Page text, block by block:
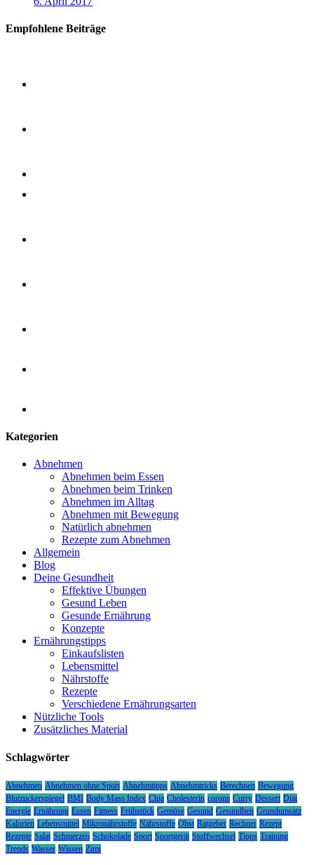
Empfohlene Beiträge
Kategorien
Abnehmen
Abnehmen beim Essen
Abnehmen beim Trinken
Abnehmen im Alltag
Abnehmen mit Bewegung
Natürlich abnehmen
Rezepte zum Abnehmen
Allgemein
Blog
Deine Gesundheit
Effektive Übungen
Gesund Leben
Gesunde Ernährung
Konzepte
Ernährungstipps
Einkaufslisten
Lebensmittel
Nährstoffe
Rezepte
Verschiedene Ernährungsarten
Nützliche Tools
Zusätzliches Material
Schlagwörter
Abnehmen Abnehmen ohne Sport Abnehmtipps Abnehmtricks Berechnen Bewegung
Blutzuckerspiegel BMI Body Mass Index Chia Cholesterin corona Curry Dessert Diät
Energie Ernährung Essen Fitness Frühstück Gemüse Gesund Gesundheit Grundumsatz
Kalorien Lebensmittel Mikronährstoffe Nährstoffe Obst Ratgeber Rechner Rezept
Rezepte Salat Schmerzen Schokolade Sport Sportgerät Stoffwechsel Tipps Training
Trends Wasser Wissen Zimt